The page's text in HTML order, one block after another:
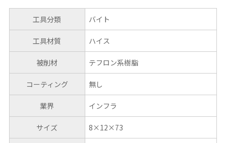
工具分類 バイト
工具材質 ハイス
被削材 テフロン系樹脂
コーティング 無し
業界 インフラ
サイズ 8×12×73